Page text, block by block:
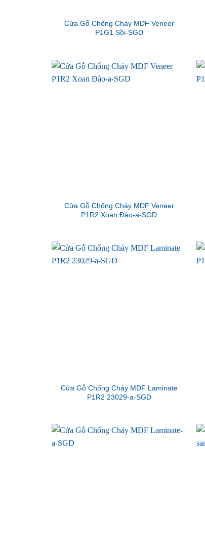
Cửa Gỗ Chống Cháy MDF Veneer
P1G1 Sồi-SGD
Cửa Gỗ Chống Cháy MDF Veneer
P1R2 Xoan Đào-a-SGD
Cửa Gỗ Chống Cháy MDF Laminate
P1R2 23029-a-SGD